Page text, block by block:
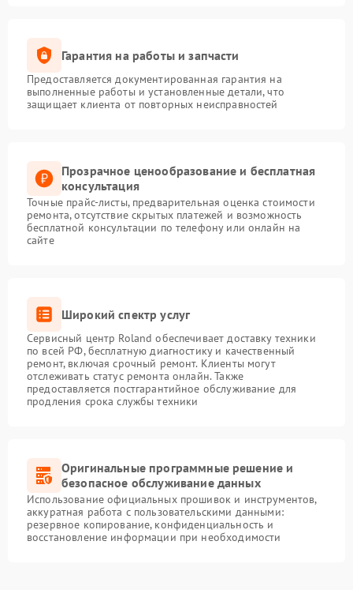
Гарантия на работы и запчасти
Предоставляется документированная гарантия на
выполненные работы и установленные детали, что
защищает клиента от повторных неисправностей
Прозрачное ценообразование и бесплатная
консультация
Точные прайс-листы, предварительная оценка стоимости
ремонта, отсутствие скрытых платежей и возможность
бесплатной консультации по телефону или онлайн на
сайте
Широкий спектр услуг
Сервисный центр Roland обеспечивает доставку техники
по всей РФ, бесплатную диагностику и качественный
ремонт, включая срочный ремонт. Клиенты могут
отслеживать статус ремонта онлайн. Также
предоставляется постгарантийное обслуживание для
продления срока службы техники
Оригинальные программные решение и
безопасное обслуживание данных
Использование официальных прошивок и инструментов,
аккуратная работа с пользовательскими данными:
резервное копирование, конфиденциальность и
восстановление информации при необходимости